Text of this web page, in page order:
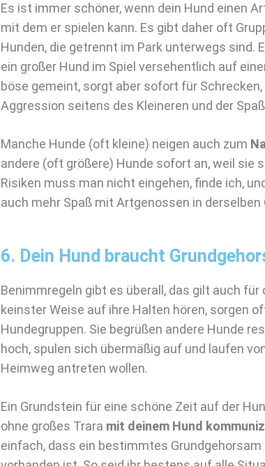
Es ist immer schöner, wenn dein Hund einen
mit dem er spielen kann. Es gibt daher oft
Hunden, die getrennt im Park unterwegs sind.
ein großer Hund im Spiel versehentlich auf
böse gemeint, sorgt aber sofort für
Aggression seitens des Kleineren und der
Manche Hunde (oft kleine) neigen auch zum
andere (oft größere) Hunde sofort an, weil sie
Risiken muss man nicht eingehen, finde ich,
auch mehr Spaß mit Artgenossen in derselben
6. Dein Hund braucht
Benimmregeln gibt es überall, das gilt auch für
keinster Weise auf ihre Halten hören, sorgen
Hundegruppen. Sie begrüßen andere Hunde
hoch, spulen sich übermäßig auf und laufen
Heimweg antreten wollen.
Ein Grundstein für eine schöne Zeit auf der
ohne großes Trara mit deinem Hund
einfach, dass ein bestimmtes